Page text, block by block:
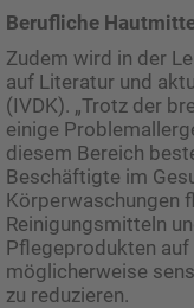
Berufliche
Zudem wird in der
auf Literatur und
(IVDK). „Trotz der
einige
diesem Bereich
Beschäftigte im
Körperwaschungen
Reinigungsmitteln
Pflegeprodukten auf
möglicherweise
zu reduzieren.